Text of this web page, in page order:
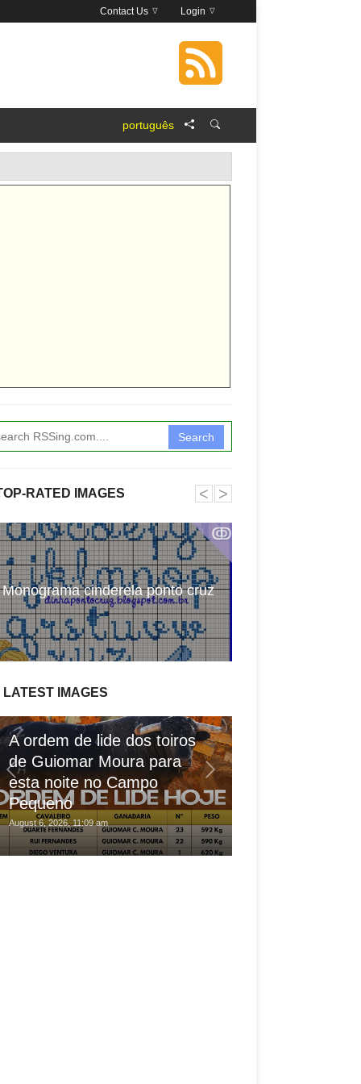
Login
Contact Us
português
Search
RATED IMAGES
ↂ
Monograma cinderela ponto cruz
˂ ˃
LATEST IMAGES
A ordem de lide dos toiros
de Guiomar Moura para
esta noite no Campo
Pequeno
August 6, 2026, 11:09 am